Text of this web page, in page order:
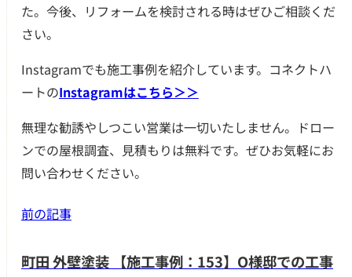
た。今後、リフォームを検討される時はぜひご相談くだ
さい。
Instagramでも施工事例を紹介しています。コネクトハ
ートのInstagramはこちら＞＞
無理な勧誘やしつこい営業は一切いたしません。 ドロー
ンでの屋根調査、見積もりは無料です。 ぜひお気軽にお
問い合わせください。
前の記事
町田 外壁塗装 【施工事例：153】O様邸での工事